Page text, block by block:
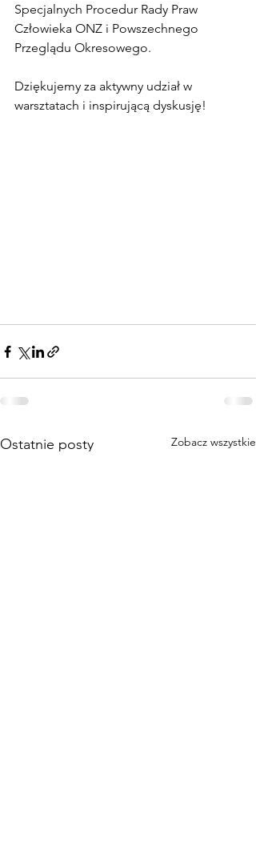
Specjalnych Procedur Rady Praw
Człowieka ONZ i Powszechnego
Przeglądu Okresowego.
Dziękujemy za aktywny udział w
warsztatach i inspirującą dyskusję!
Ostatnie posty Zobacz wszystkie